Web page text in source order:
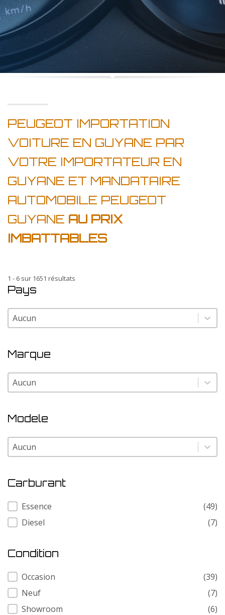
PEUGEOT IMPORTATION
VOITURE EN GUYANE PAR
VOTRE IMPORTATEUR EN
GUYANE ET MANDATAIRE
AUTOMOBILE PEUGEOT
GUYANE AU PRIX
IMBATTABLES
1 - 6 sur 1651 résultats
Pays
Pays
Pays
Marque
Marque
Marque
Modele
Modele
Modele
Carburant
Carburant
Essence
(49)
Diesel
(7)
Condition
Condition
Occasion
(39)
Neuf
(7)
Showroom
(6)